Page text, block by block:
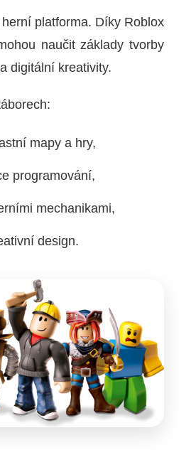
platforma. Díky Roblox
naučit základy tvorby
digitální kreativity.
mapy a hry,
programování,
mechanikami,
design.